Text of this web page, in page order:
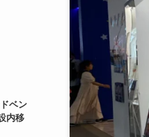
ベン
内移